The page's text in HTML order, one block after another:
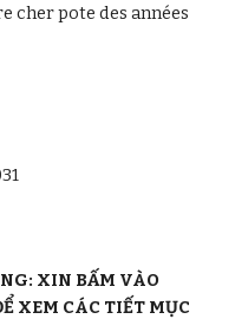
cher pote des années
XIN BẤM VÀO
XEM CÁC TIẾT MỤC